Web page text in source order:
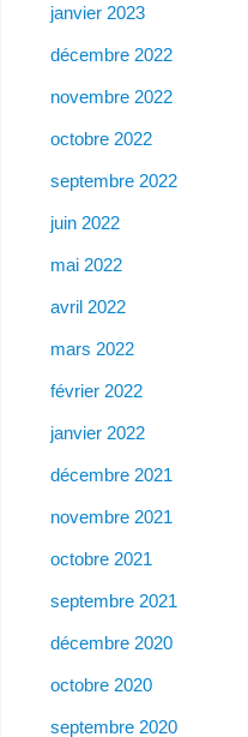
janvier 2023
décembre 2022
novembre 2022
octobre 2022
septembre 2022
juin 2022
mai 2022
avril 2022
mars 2022
février 2022
janvier 2022
décembre 2021
novembre 2021
octobre 2021
septembre 2021
décembre 2020
octobre 2020
septembre 2020